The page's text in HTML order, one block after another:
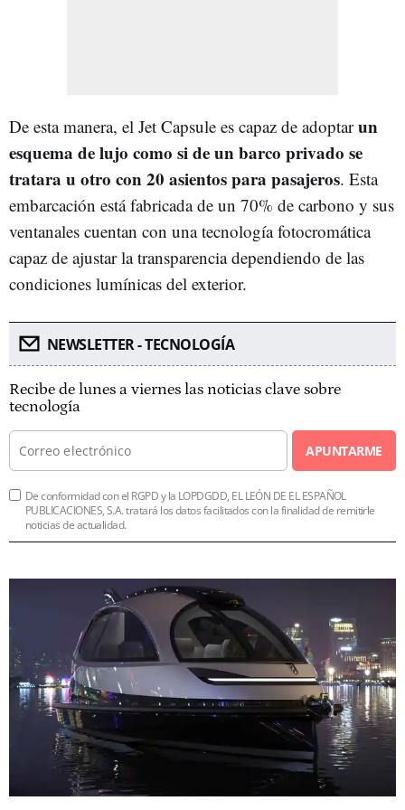
De esta manera, el Jet Capsule es capaz de adoptarun
esquema de lujo como si de un barco privado se
tratara u otro con 20 asientos para pasajeros. Esta
embarcación está fabricada de un 70% de carbono y sus
ventanales cuentan con una tecnología fotocromática
capaz de ajustar la transparencia dependiendo de las
condiciones lumínicas del exterior.
NEWSLETTER - TECNOLOGÍA
Recibe de lunes a viernes las noticias clave sobre
tecnología
APUNTARME
De conformidad con el RGPD y la LOPDGDD, EL LEÓN DE EL ESPAÑOL
PUBLICACIONES, S.A. tratará los datos facilitados con la finalidad de remitirle
noticias de actualidad.